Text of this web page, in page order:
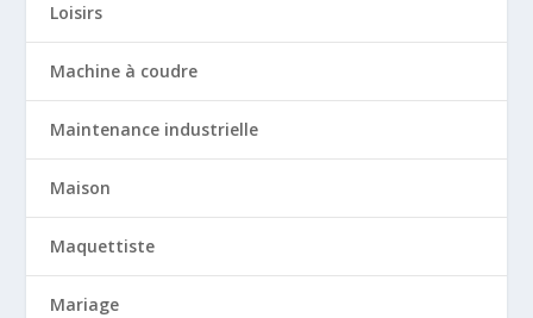
Loisirs
Machine à coudre
Maintenance industrielle
Maison
Maquettiste
Mariage